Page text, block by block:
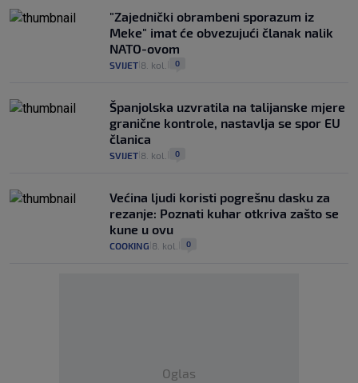
"Zajednički obrambeni sporazum iz
Meke" imat će obvezujući članak nalik
NATO-ovom
SVIJET 8. kol. 0
Španjolska uzvratila na talijanske mjere
granične kontrole, nastavlja se spor EU
članica
SVIJET 8. kol. 0
Većina ljudi koristi pogrešnu dasku za
rezanje: Poznati kuhar otkriva zašto se
kune u ovu
COOKING 8. kol. 0
Oglas